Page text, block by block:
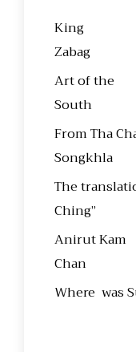
King
Art of the
From Tha
The
Anirut Kam
Where was